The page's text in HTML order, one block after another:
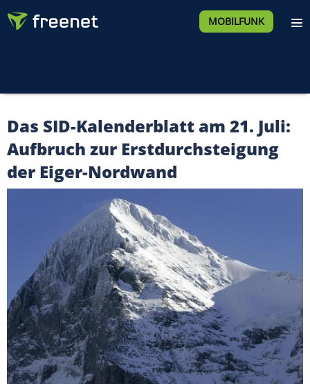
MOBILFUNK
Das SID-Kalenderblatt am 21. Juli:
Aufbruch zur Erstdurchsteigung
der Eiger-Nordwand